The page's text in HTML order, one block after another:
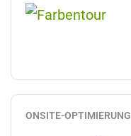
ONSITE-OPTIMIERUNG